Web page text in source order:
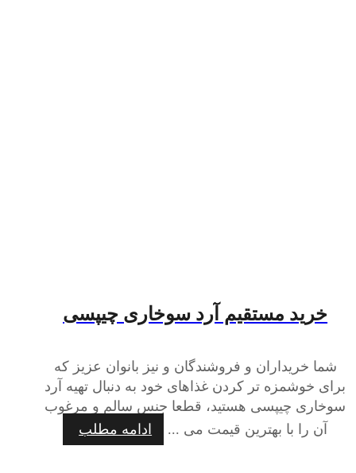
خرید مستقیم آرد سوخاری چیپسی
شما خریداران و فروشندگان و نیز بانوان عزیز که
برای خوشمزه تر کردن غذاهای خود به دنبال تهیه آرد
سوخاری چیپسی هستید، قطعا جنس سالم و مرغوب
آن را با بهترین قیمت می ...
ادامه مطلب